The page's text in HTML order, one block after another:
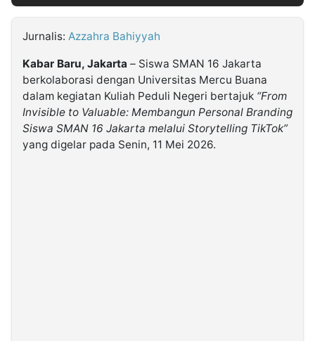
Kabarbaru.co
Jurnalis: Azzahra Bahiyyah
Kabar Baru, Jakarta – Siswa SMAN 16 Jakarta
berkolaborasi dengan Universitas Mercu Buana
dalam kegiatan Kuliah Peduli Negeri bertajuk “From
Invisible to Valuable: Membangun Personal Branding
Siswa SMAN 16 Jakarta melalui Storytelling TikTok”
yang digelar pada Senin, 11 Mei 2026.